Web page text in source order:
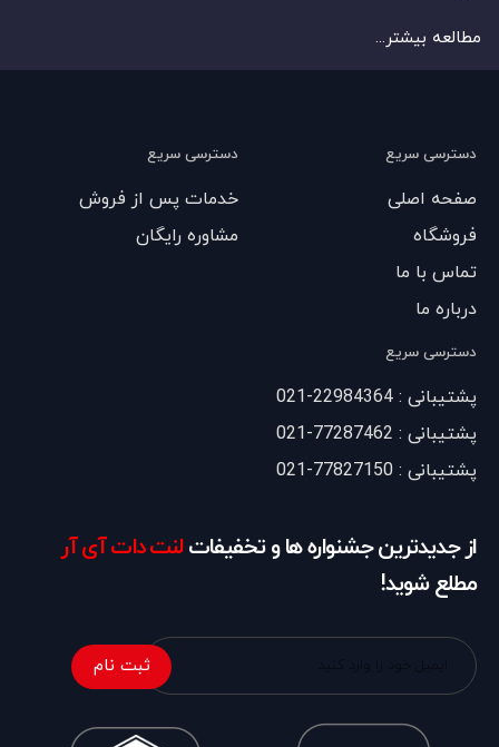
مطالعه بیشتر...
دسترسی سریع
صفحه اصلی
فروشگاه
تماس با ما
درباره ما
دسترسی سریع
خدمات پس از فروش
مشاوره رایگان
دسترسی سریع
پشتیبانی : 22984364-021
پشتیبانی : 77287462-021
پشتیبانی : 77827150-021
از جدیدترین جشنواره ها و تخفیفاتلنت دات آی آر
مطلع شوید!
ثبت نام